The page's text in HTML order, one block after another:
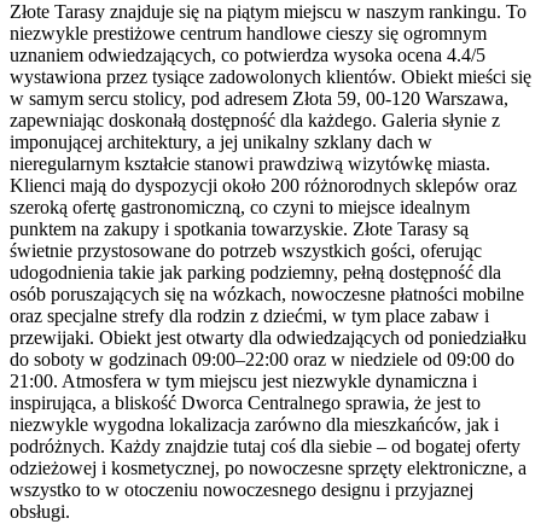
Złote Tarasy znajduje się na piątym miejscu w naszym rankingu. To
niezwykle prestiżowe centrum handlowe cieszy się ogromnym
uznaniem odwiedzających, co potwierdza wysoka ocena 4.4/5
wystawiona przez tysiące zadowolonych klientów. Obiekt mieści się
w samym sercu stolicy, pod adresem Złota 59, 00-120 Warszawa,
zapewniając doskonałą dostępność dla każdego. Galeria słynie z
imponującej architektury, a jej unikalny szklany dach w
nieregularnym kształcie stanowi prawdziwą wizytówkę miasta.
Klienci mają do dyspozycji około 200 różnorodnych sklepów oraz
szeroką ofertę gastronomiczną, co czyni to miejsce idealnym
punktem na zakupy i spotkania towarzyskie. Złote Tarasy są
świetnie przystosowane do potrzeb wszystkich gości, oferując
udogodnienia takie jak parking podziemny, pełną dostępność dla
osób poruszających się na wózkach, nowoczesne płatności mobilne
oraz specjalne strefy dla rodzin z dziećmi, w tym place zabaw i
przewijaki. Obiekt jest otwarty dla odwiedzających od poniedziałku
do soboty w godzinach 09:00–22:00 oraz w niedziele od 09:00 do
21:00. Atmosfera w tym miejscu jest niezwykle dynamiczna i
inspirująca, a bliskość Dworca Centralnego sprawia, że jest to
niezwykle wygodna lokalizacja zarówno dla mieszkańców, jak i
podróżnych. Każdy znajdzie tutaj coś dla siebie – od bogatej oferty
odzieżowej i kosmetycznej, po nowoczesne sprzęty elektroniczne, a
wszystko to w otoczeniu nowoczesnego designu i przyjaznej
obsługi.